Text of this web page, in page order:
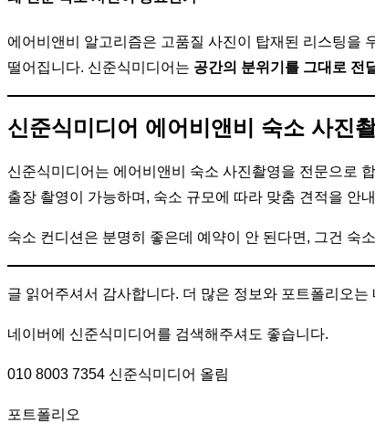
에어비앤비 알고리즘은 고품질 사진이 탑재된 리스팅을
떨어집니다. 신준식미디어는 공간의 분위기를 그대로 전
신준식미디어 에어비앤비 숙소 사진
신준식미디어는 에어비앤비 숙소 사진촬영을 전문으로
출장 촬영이 가능하며, 숙소 규모에 따라 맞춤 견적을 안
숙소 컨디션은 분명히 좋은데 예약이 안 된다면, 그건 숙
글 읽어주셔서 감사합니다. 더 많은 정보와 포트폴리오는
네이버에 신준식미디어를 검색해주셔도 좋습니다.
010 8003 7354 신준식미디어 올림
포트폴리오